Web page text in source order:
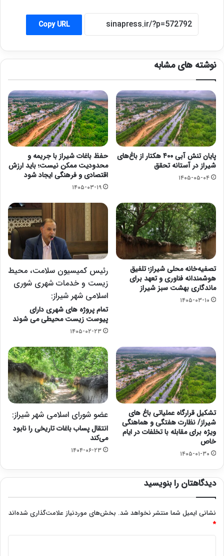
Copy URL
نوشته های مشابه
پایان تنش آبی ۴۰۰ هکتار از باغ‌های
شیراز در آستانه تحقق
۱۴۰۵-۰۵-۰۴
حفظ باغات شیراز با جریمه و
محدودیت ممکن نیست؛ باید ارزش
اقتصادی و فرهنگی ایجاد شود
۱۴۰۵-۰۳-۱۹
تصفیه‌خانه محلی شیراز؛ تلفیق
هوشمندانه فناوری و تعهد برای
ماندگاری بهشت سبز شیراز
۱۴۰۵-۰۳-۱۰
رئیس کمیسیون سلامت، محیط
زیست و خدمات شهری شوری
اسلامی شهر شیراز:
تمام پروژه های شهری دارای
پیوست زیست محیطی می شوند
۱۴۰۵-۰۲-۲۳
تشکیل قرارگاه عملیاتی باغ های
شیراز/ نظارت هفتگی و هماهنگی
ویژه برای مقابله با تخلفات در ایام
خاص
۱۴۰۵-۰۱-۳۰
عضو شورای اسلامی شهر شیراز:
انتقال پساب باغات تاریخی را نابود
می‌کند
۱۴۰۴-۰۶-۲۳
دیدگاهتان را بنویسید
نشانی ایمیل شما منتشر نخواهد شد. بخش‌های موردنیاز علامت‌گذاری شده‌اند
*